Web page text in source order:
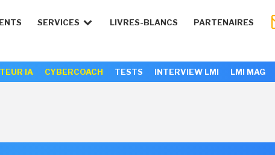
SERVICES LIVRES-BLANCS PARTENAIRES
IA CYBERCOACH TESTS INTERVIEW LMI LMI MAG